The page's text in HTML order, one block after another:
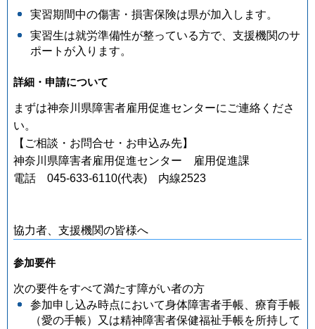
実習期間中の傷害・損害保険は県が加入します。
実習生は就労準備性が整っている方で、支援機関のサ
ポートが入ります。
詳細・申請について
まずは神奈川県障害者雇用促進センターにご連絡くださ
い。
【ご相談・お問合せ・お申込み先】
神奈川県障害者雇用促進センター 雇用促進課
電話 045-633-6110(代表) 内線2523
協力者、支援機関の皆様へ
参加要件
次の要件をすべて満たす障がい者の方
参加申し込み時点において身体障害者手帳、療育手帳
（愛の手帳）又は精神障害者保健福祉手帳を所持して